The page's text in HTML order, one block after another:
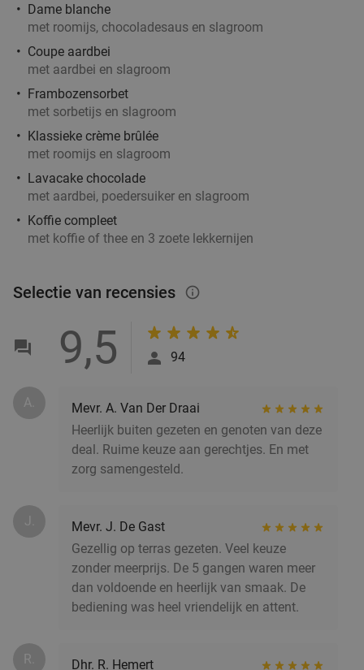
Dame blanche
met roomijs, chocoladesaus en slagroom
Coupe aardbei
met aardbei en slagroom
Frambozensorbet
met sorbetijs en slagroom
Klassieke crème brûlée
met roomijs en slagroom
Lavacake chocolade
met aardbei, poedersuiker en slagroom
Koffie compleet
met koffie of thee en 3 zoete lekkernijen
Selectie van recensies info_outlined
9,5 94
A.
Mevr. A. Van Der Draai
Heerlijk buiten gezeten en genoten van deze
deal. Ruime keuze aan gerechtjes. En met
zorg samengesteld.
J.
Mevr. J. De Gast
Gezellig op terras gezeten. Veel keuze
zonder meerprijs. De 5 gangen waren meer
dan voldoende en heerlijk van smaak. De
bediening was heel vriendelijk en attent.
R. Dhr. R. Hemert